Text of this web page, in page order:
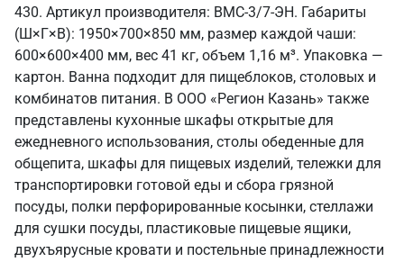
430. Артикул производителя: ВМС-3/7-ЭН. Габариты
(Ш×Г×В): 1950×700×850 мм, размер каждой чаши:
600×600×400 мм, вес 41 кг, объем 1,16 м³. Упаковка —
картон. Ванна подходит для пищеблоков, столовых и
комбинатов питания. В ООО «Регион Казань» также
представлены кухонные шкафы открытые для
ежедневного использования, столы обеденные для
общепита, шкафы для пищевых изделий, тележки для
транспортировки готовой еды и сбора грязной
посуды, полки перфорированные косынки, стеллажи
для сушки посуды, пластиковые пищевые ящики,
двухъярусные кровати и постельные принадлежности